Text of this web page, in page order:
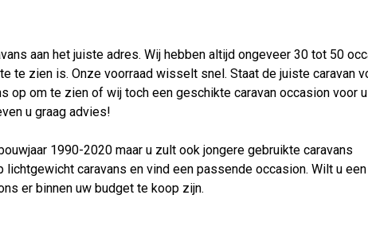
aan het juiste adres. Wij hebben altijd ongeveer 30 tot 50
zien is. Onze voorraad wisselt snel. Staat de juiste caravan
op om te zien of wij toch een geschikte caravan occasion voor
u graag advies!
1990-2020 maar u zult ook jongere gebruikte caravans
caravans en vind een passende occasion. Wilt u
er binnen uw budget te koop zijn.